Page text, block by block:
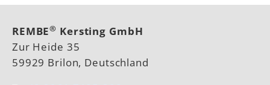
REMBE® Kersting GmbH
Zur Heide 35
59929 Brilon, Deutschland